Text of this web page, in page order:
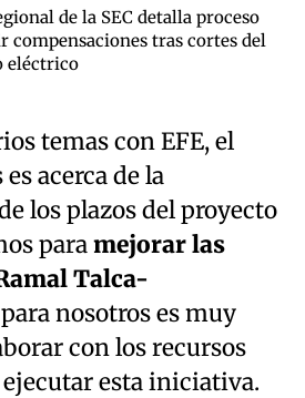
de la SEC detalla proceso
compensaciones tras cortes del
eléctrico
temas con EFE, el
acerca de la
los plazos del proyecto
paramejorar las
Talca-
nosotros es muy
con los recursos
esta iniciativa.